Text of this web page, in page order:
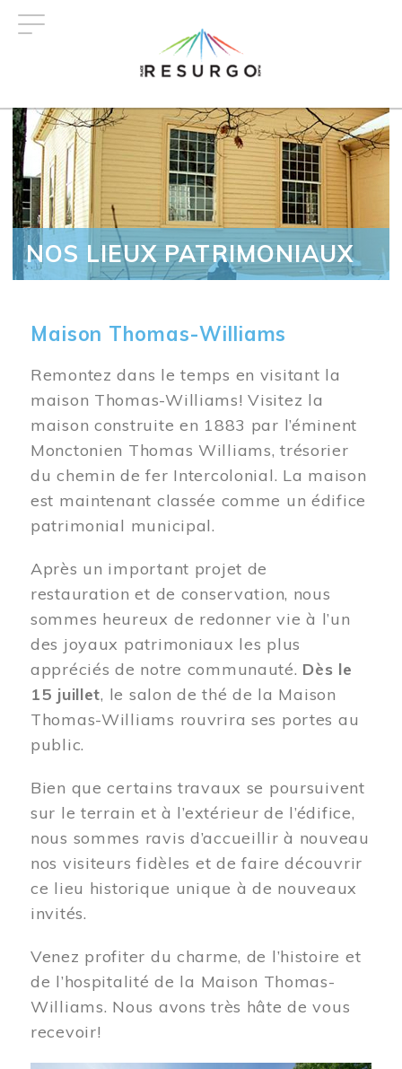
NOS LIEUX PATRIMONIAUX
Maison Thomas-Williams
Remontez dans le temps en visitant la
maison Thomas-Williams! Visitez la
maison construite en 1883 par l’éminent
Monctonien Thomas Williams, trésorier
du chemin de fer Intercolonial. La maison
est maintenant classée comme un édifice
patrimonial municipal.
Après un important projet de
restauration et de conservation, nous
sommes heureux de redonner vie à l’un
des joyaux patrimoniaux les plus
appréciés de notre communauté. Dès le
15 juillet, le salon de thé de la Maison
Thomas-Williams rouvrira ses portes au
public.
Bien que certains travaux se poursuivent
sur le terrain et à l’extérieur de l’édifice,
nous sommes ravis d’accueillir à nouveau
nos visiteurs fidèles et de faire découvrir
ce lieu historique unique à de nouveaux
invités.
Venez profiter du charme, de l’histoire et
de l’hospitalité de la Maison Thomas-
Williams. Nous avons très hâte de vous
recevoir!